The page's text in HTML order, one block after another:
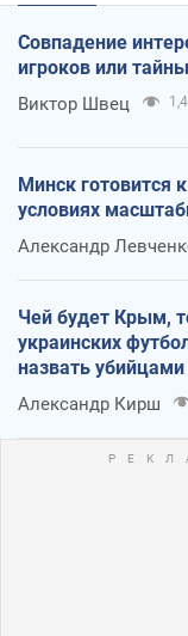
Совпадение
игроков или
Виктор Швец
Минск готовится
условиях
Александр
Чей будет Крым,
украинских
назвать убийцами
Александр Кирш